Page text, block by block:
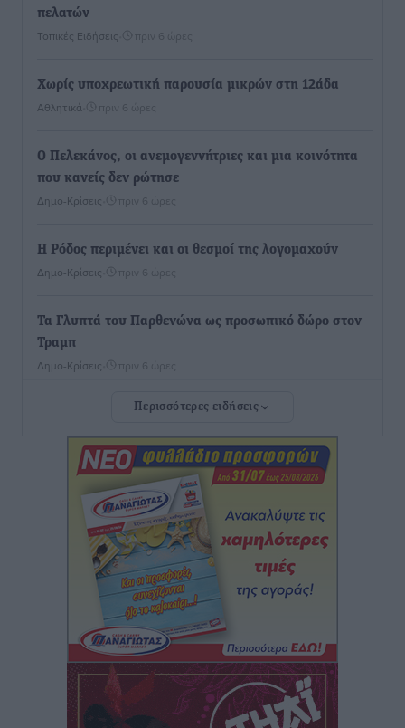
πελατών
Τοπικές Ειδήσεις πριν 6 ώρες
Χωρίς υποχρεωτική παρουσία μικρών στη 12άδα
Αθλητικά πριν 6 ώρες
Ο Πελεκάνος, οι ανεμογεννήτριες και μια κοινότητα
που κανείς δεν ρώτησε
Δημο-Κρίσεις πριν 6 ώρες
Η Ρόδος περιμένει και οι θεσμοί της λογομαχούν
Δημο-Κρίσεις πριν 6 ώρες
Τα Γλυπτά του Παρθενώνα ως προσωπικό δώρο στον
Τραμπ
Δημο-Κρίσεις πριν 6 ώρες
Το στενό της Κρεμαστής μπήκε στη λίστα των 7
θαυμάτων της αναμονής
Δημο-Κρίσεις• πριν 6 ώρες
ΣΕΤΕ: Σημαντική θεσμική εξέλιξη η ΚΥΑ για το ΕΧΠ
για τον τουρισμό
πριν 6 ώρες
Γ. Χατζημάρκος: “Δύο μεγάλες δεσμεύσεις
Γεωργιάδη” – Κίνητρα για τους γιατρούς των νησιών
και συνεργασία Ρόδου με το Αττικόν για το
Ακτινοθεραπευτικό
• πριν 7 ώρες
Περισσότερες ειδήσεις